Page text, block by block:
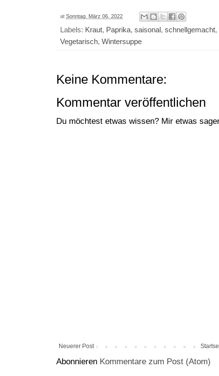
at Sonntag, März 06, 2022
Labels: Kraut, Paprika, saisonal, schnellgemacht,
Vegetarisch, Wintersuppe
Keine Kommentare:
Kommentar veröffentlichen
Du möchtest etwas wissen? Mir etwas
Neuerer Post
Abonnieren Kommentare zum Post (Atom)